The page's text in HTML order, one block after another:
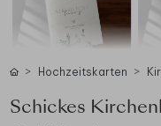
Hochzeitskarten
Schickes